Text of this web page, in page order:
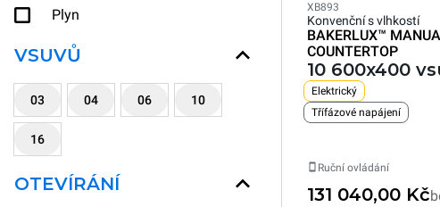
Plyn
VSUVŮ
03 04 06 10
16
OTEVÍRÁNÍ
XB893
Konvenční s vlhkostí
BAKERLUX™
COUNTERTOP
10 600x400
Elektrický
Třífázové napájení
Ruční ovládání
131 040,00 Kč